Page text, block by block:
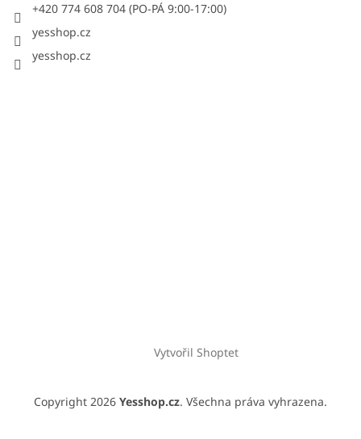
+420 774 608 704 (PO-PÁ 9:00-17:00)
yesshop.cz
yesshop.cz
Vytvořil Shoptet
Copyright 2026 Yesshop.cz. Všechna práva vyhrazena.